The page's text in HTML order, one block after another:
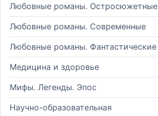
Любовные романы. Остросюжетные
Любовные романы. Современные
Любовные романы. Фантастические
Медицина и здоровье
Мифы. Легенды. Эпос
Научно-образовательная